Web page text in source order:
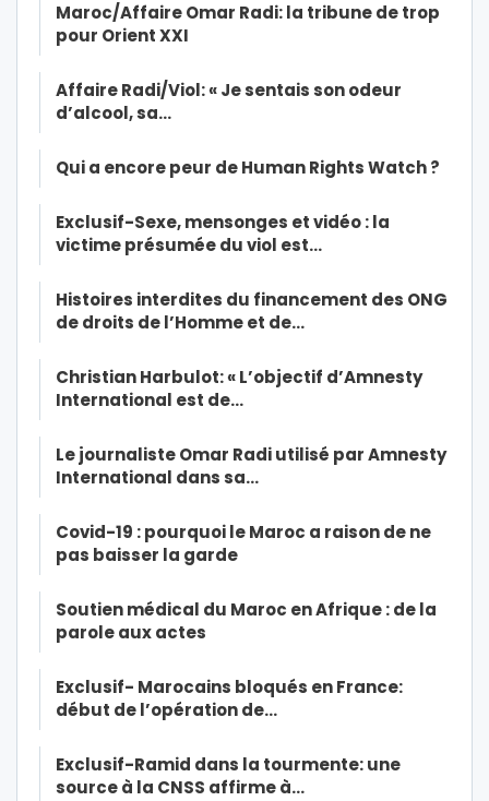
Maroc/Affaire Omar Radi: la tribune de trop
pour Orient XXI
Affaire Radi/Viol: « Je sentais son odeur
d’alcool, sa…
Qui a encore peur de Human Rights Watch ?
Exclusif-Sexe, mensonges et vidéo : la
victime présumée du viol est…
Histoires interdites du financement des ONG
de droits de l’Homme et de…
Christian Harbulot: « L’objectif d’Amnesty
International est de…
Le journaliste Omar Radi utilisé par Amnesty
International dans sa…
Covid-19 : pourquoi le Maroc a raison de ne
pas baisser la garde
Soutien médical du Maroc en Afrique : de la
parole aux actes
Exclusif- Marocains bloqués en France:
début de l’opération de…
Exclusif-Ramid dans la tourmente: une
source à la CNSS affirme à…